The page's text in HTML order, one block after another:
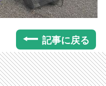
記事に戻る